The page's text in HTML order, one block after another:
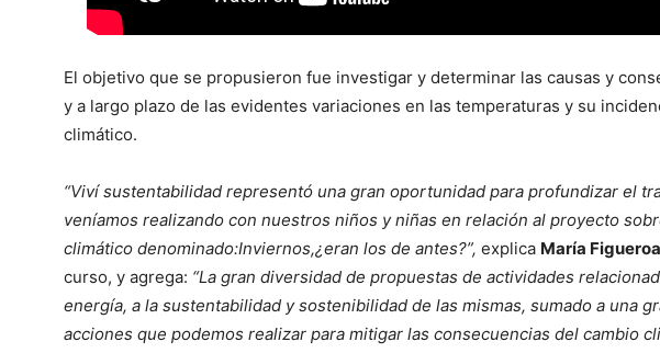
El objetivo que se propusieron fue investigar y determinar las causas y
y a largo plazo de las evidentes variaciones en las temperaturas y su
climático.
“Viví sustentabilidad representó una gran oportunidad para profundizar el
veníamos realizando con nuestros niños y niñas en relación al proyecto
climático denominado:Inviernos,¿eran los de antes?”, explica María
curso, y agrega: “La gran diversidad de propuestas de actividades
energía, a la sustentabilidad y sostenibilidad de las mismas, sumado a una
acciones que podemos realizar para mitigar las consecuencias del cambio